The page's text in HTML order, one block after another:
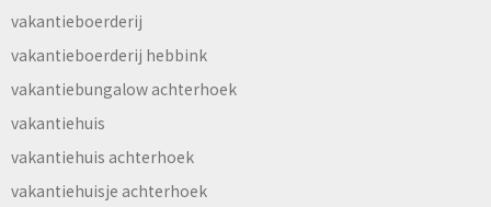
vakantieboerderij
vakantieboerderij hebbink
vakantiebungalow achterhoek
vakantiehuis
vakantiehuis achterhoek
vakantiehuisje achterhoek